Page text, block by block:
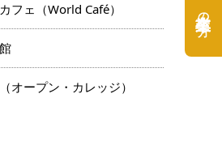
の方
フェ（World Café）
オープン・カレッジ）